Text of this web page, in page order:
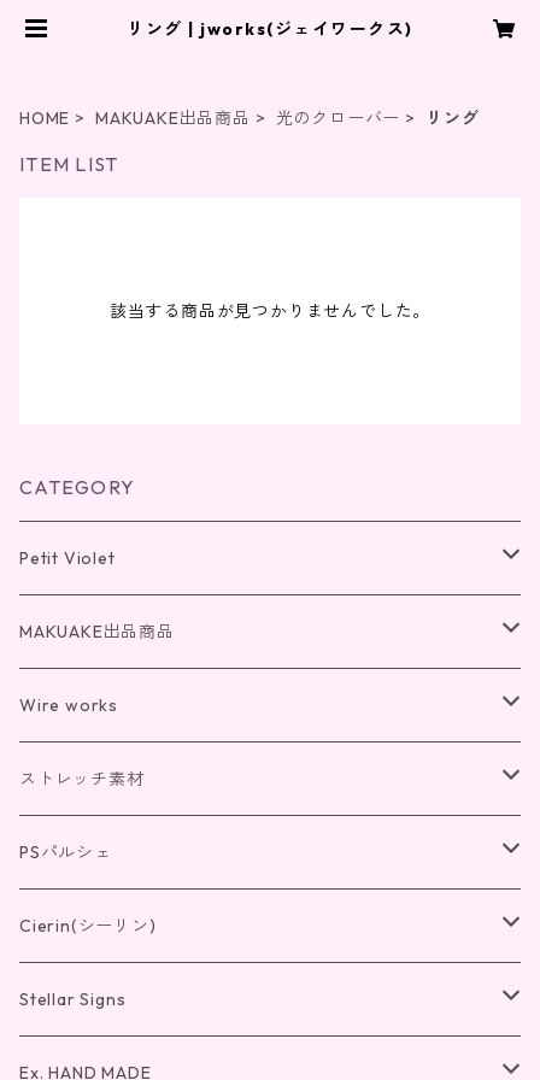
リング | jworks(ジェイワークス)
HOME MAKUAKE出品商品 光のクローバー リング
ITEM LIST
該当する商品が見つかりませんでした。
CATEGORY
Petit Violet
チェーン(K18)
チェーン(K10)
リング
ペンダント
ピアス・イヤリング
MAKUAKE出品商品
光の桜
リング
ペンダント
光のクローバー
リング
ペンダント
紫の錬金術
リング
ペンダント
IV4
リング
ペンダント
Wire works
リング
ペンダント
ピアス・イヤリング
ストレッチ素材
リング
ペンダント
ピアス・イヤリング
バングル
PSパルシェ
リング
ペンダント
ピアス・イヤリング
Cierin(シーリン)
リング
ペンダント
Stellar Signs
リング
Ex. HAND MADE